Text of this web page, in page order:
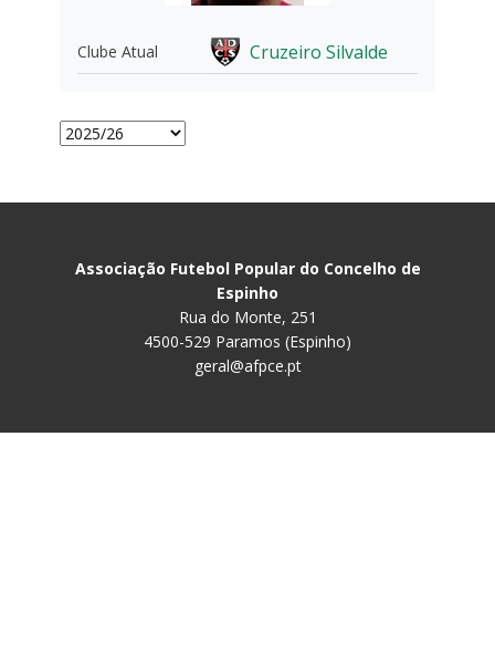
Clube Atual Cruzeiro Silvalde
Associação Futebol Popular do Concelho de
Espinho
Rua do Monte, 251
4500-529 Paramos (Espinho)
geral@afpce.pt